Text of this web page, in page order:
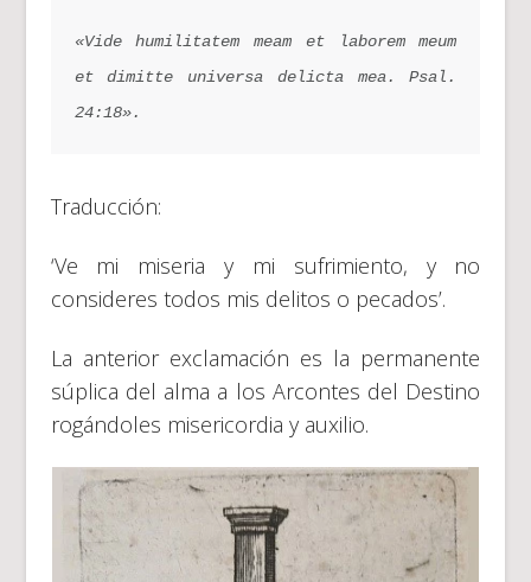
«Vide humilitatem meam et laborem meum
et dimitte universa delicta mea. Psal.
24:18».
Traducción:
‘Ve mi miseria y mi sufrimiento, y no
consideres todos mis delitos o pecados’.
La anterior exclamación es la permanente
súplica del alma a los Arcontes del Destino
rogándoles misericordia y auxilio.